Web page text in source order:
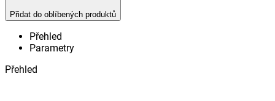
Přidat do oblíbených produktů
Přehled
Parametry
Přehled